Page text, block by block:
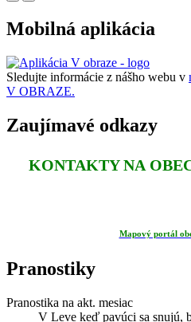
Mobilná aplikácia
Sledujte informácie z nášho webu v
V OBRAZE.
Zaujímavé odkazy
KONTAKTY NA
Mapový portál
Pranostiky
Pranostika na akt. mesiac
V Leve keď pavúci sa snujú,